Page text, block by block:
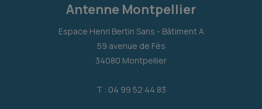
Antenne Montpellier
Espace Henri Bertin Sans - Bâtiment A
59 avenue de Fès
34080 Montpellier
T : 04 99 52 44 83